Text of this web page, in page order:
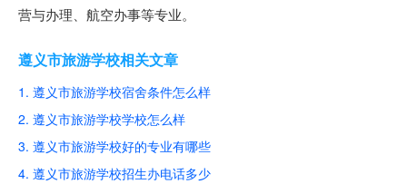
营与办理、航空办事等专业。
遵义市旅游学校相关文章
1. 遵义市旅游学校宿舍条件怎么样
2. 遵义市旅游学校学校怎么样
3. 遵义市旅游学校好的专业有哪些
4. 遵义市旅游学校招生办电话多少